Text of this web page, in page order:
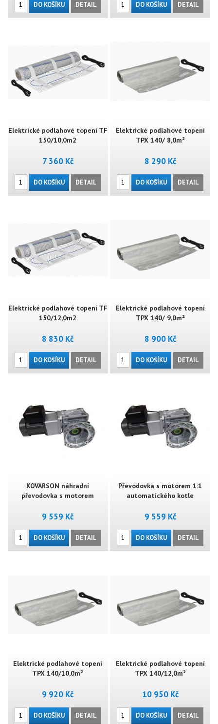
DO KOŠÍKU DETAIL DO KOŠÍKU DETAIL
Elektrické podlahové topení TF
150/10,0m2
7 360 Kč
DO KOŠÍKU DETAIL
Elektrické podlahové topení
TPX 140/ 8,0m²
8 290 Kč
DO KOŠÍKU DETAIL
Elektrické podlahové topení TF
150/12,0m2
8 830 Kč
DO KOŠÍKU DETAIL
Elektrické podlahové topení
TPX 140/ 9,0m²
8 900 Kč
DO KOŠÍKU DETAIL
KOVARSON náhradní
převodovka s motorem
9 559 Kč
DO KOŠÍKU DETAIL
Převodovka s motorem 1:1
automatického kotle
9 559 Kč
DO KOŠÍKU DETAIL
Elektrické podlahové topení
TPX 140/10,0m²
9 920 Kč
DO KOŠÍKU DETAIL
Elektrické podlahové topení
TPX 140/12,0m²
10 950 Kč
DO KOŠÍKU DETAIL